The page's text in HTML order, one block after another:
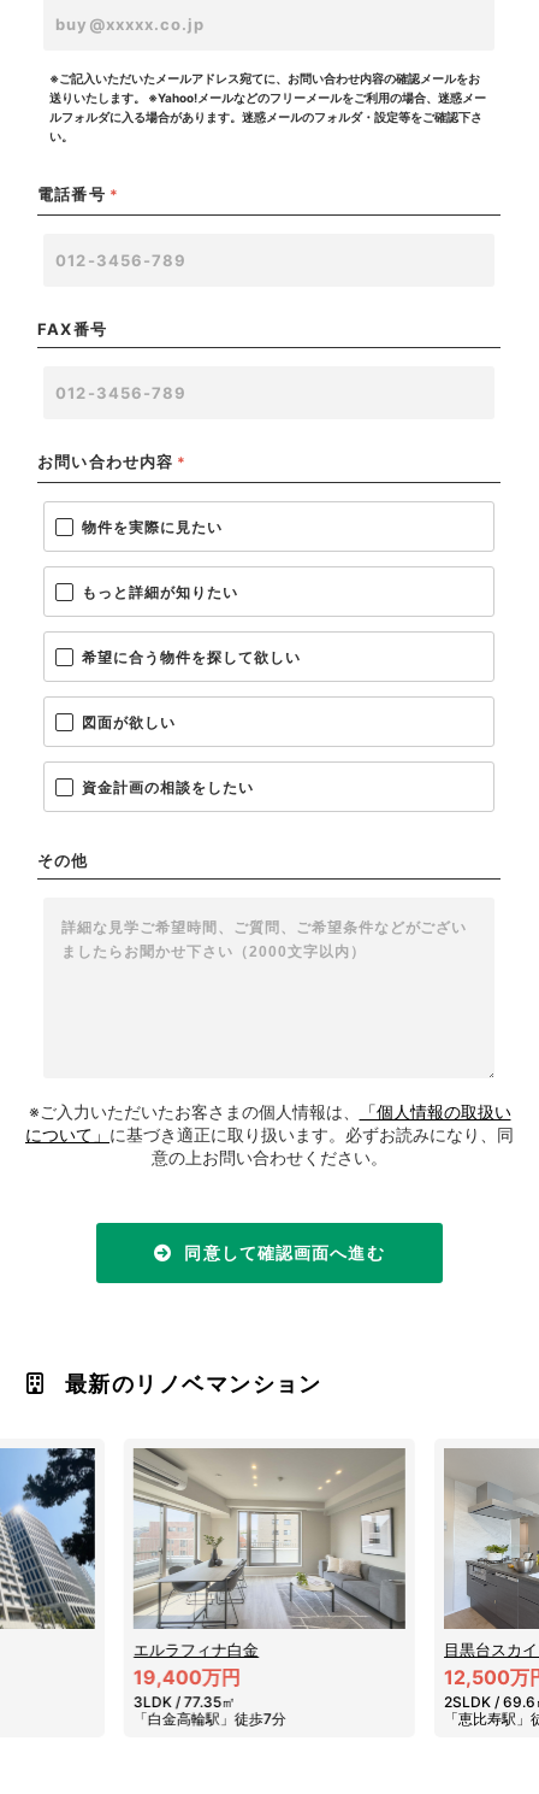
※ご記入いただいたメールアドレス宛てに、お問い合わせ内容の確認メールをお
送りいたします。
※Yahoo!メールなどのフリーメールをご利用の場合、迷惑メー
ルフォルダに入る場合があります。迷惑メールのフォルダ・設定等をご確認下さ
い。
電話番号 *
FAX番号
お問い合わせ内容 *
物件を実際に見たい
もっと詳細が知りたい
希望に合う物件を探して欲しい
図面が欲しい
資金計画の相談をしたい
その他
※ご入力いただいたお客さまの個人情報は、
「個人情報の取扱い
について」 に基づき適正に取り扱います。必ずお読みになり、同
意の上お問い合わせください。
同意して確認画面へ進む
最新のリノベマンション
目黒台スカイマンション
12,500万円
2SLDK / 69.6㎡
「恵比寿駅」徒歩10分
プラウドタ
25,900万
3LDK / 76.02
「五反田駅」